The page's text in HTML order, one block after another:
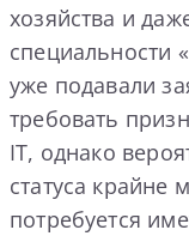
хозяйства и
специальности
уже подавали
требовать
IT, однако
статуса крайне
потребуется